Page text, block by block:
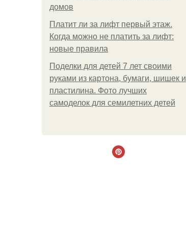
домов
Платит ли за лифт первый этаж.
Когда можно не платить за лифт:
новые правила
Поделки для детей 7 лет своими
руками из картона, бумаги, шишек и
пластилина. Фото лучших
самоделок для семилетних детей